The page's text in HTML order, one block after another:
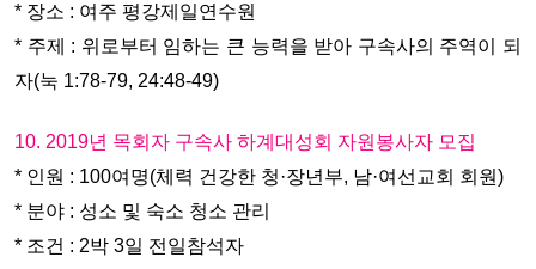
* 장소 : 여주 평강제일연수원
* 주제 : 위로부터 임하는 큰 능력을 받아 구속사의 주역이 되
자(눅 1:78-79, 24:48-49)
10. 2019년 목회자 구속사 하계대성회 자원봉사자 모집
* 인원 : 100여명(체력 건강한 청·장년부, 남·여선교회 회원)
* 분야 : 성소 및 숙소 청소 관리
* 조건 : 2박 3일 전일참석자